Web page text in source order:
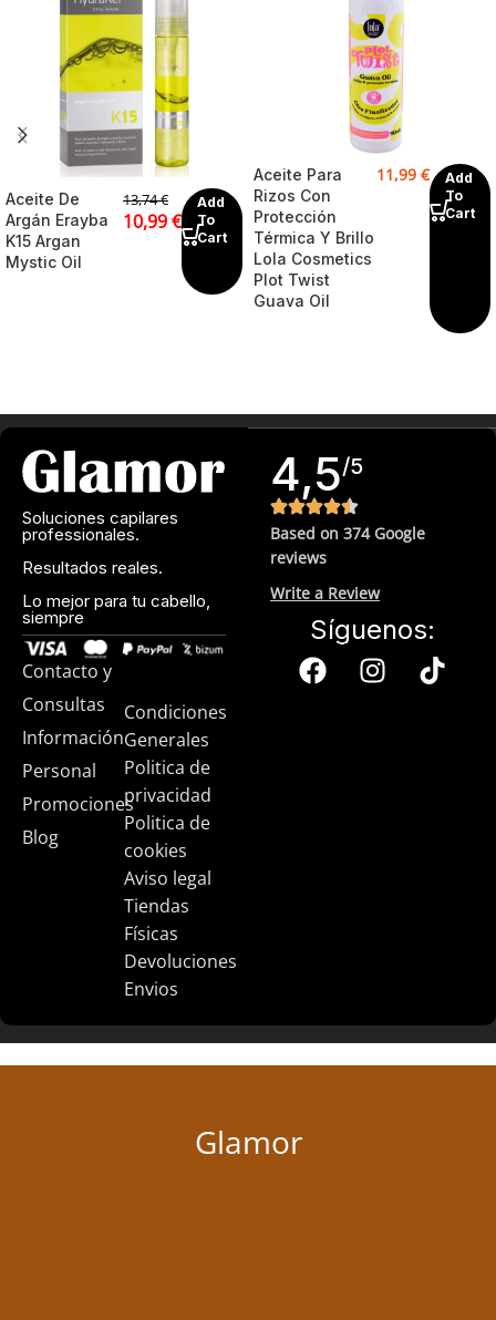
Aceite De
Argán Erayba
K15 Argan
Mystic Oil
13,74€
10,99€
Add
To
Cart
Aceite Para
Rizos Con
Protección
Térmica Y Brillo
Lola Cosmetics
Plot Twist
Guava Oil
11,99 €
Add
To
Cart
Soluciones capilares
professionales.
Resultados reales.
Lo mejor para tu cabello,
siempre
Contacto y
Consultas
Información
Personal
Promociones
Blog
Condiciones
Generales
Politica de
privacidad
Politica de
cookies
Aviso legal
Tiendas
Físicas
Devoluciones
Envios
4,5/5
Based on 374 Google
reviews
Write a Review
Síguenos:
Glamor